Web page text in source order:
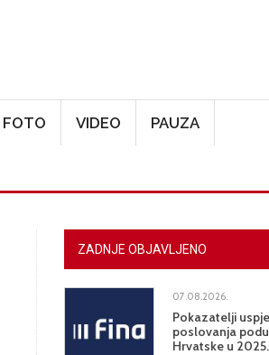
FOTO VIDEO PAUZA
ZADNJE OBJAVLJENO
07.08.2026.
Pokazatelji
poslovanja
Hrvatske u